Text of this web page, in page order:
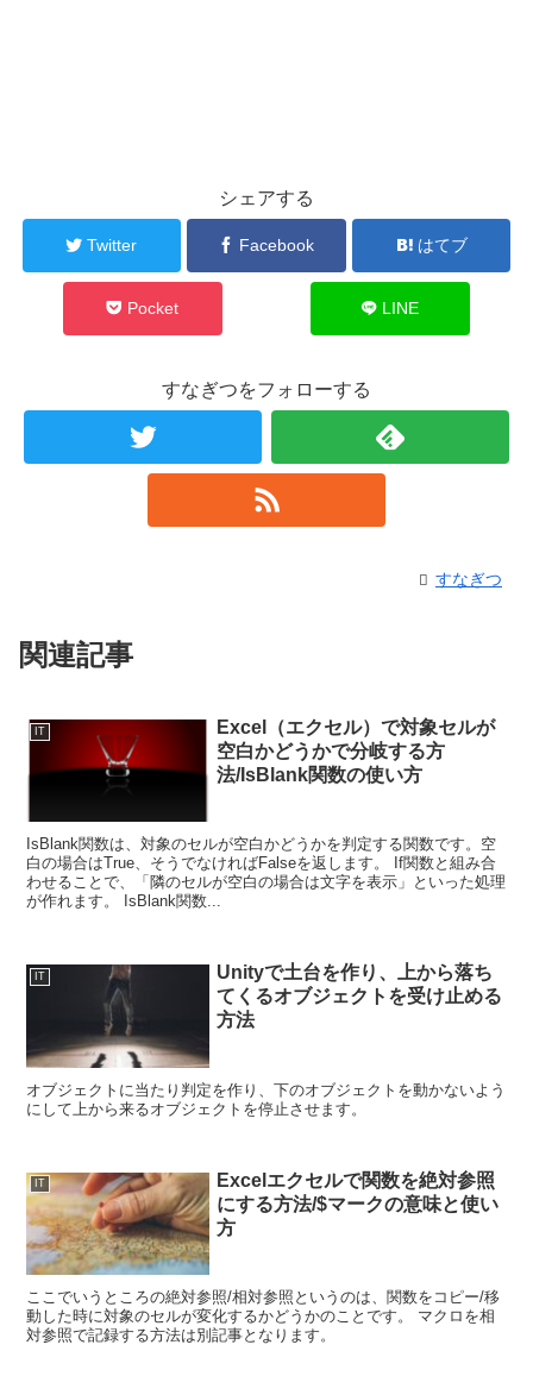
シェアする
Twitter Facebook はてブ
Pocket LINE
すなぎつをフォローする
すなぎつ
関連記事
IT
Excel（エクセル）で対象セルが
空白かどうかで分岐する方
法/IsBlank関数の使い方
IsBlank関数は、対象のセルが空白かどうかを判定する関数です。空
白の場合はTrue、そうでなければFalseを返します。 If関数と組み合
わせることで、「隣のセルが空白の場合は文字を表示」といった処理
が作れます。 IsBlank関数...
IT
Unityで土台を作り、上から落ち
てくるオブジェクトを受け止める
方法
オブジェクトに当たり判定を作り、下のオブジェクトを動かないよう
にして上から来るオブジェクトを停止させます。
IT
Excelエクセルで関数を絶対参照
にする方法/$マークの意味と使い
方
ここでいうところの絶対参照/相対参照というのは、関数をコピー/移
動した時に対象のセルが変化するかどうかのことです。 マクロを相
対参照で記録する方法は別記事となります。